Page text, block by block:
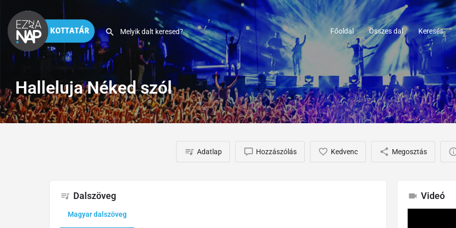
Főoldal Összes dal Keresés
Halleluja Néked szól
Adatlap Hozzászólás Kedvenc Megosztás
Dalszöveg
Magyar dalszöveg
Videó